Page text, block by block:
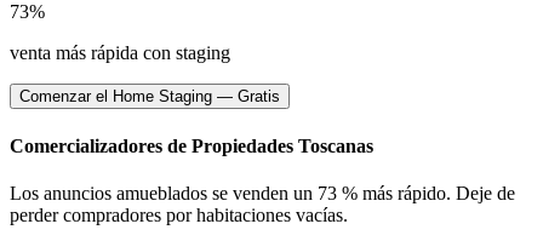
73%
venta más rápida con staging
Comenzar el Home Staging — Gratis
Comercializadores de Propiedades Toscanas
Los anuncios amueblados se venden un 73 % más rápido. Deje de
perder compradores por habitaciones vacías.